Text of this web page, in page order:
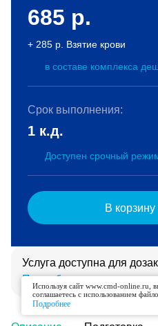
685 р.
+ 285 р. Взятие крови
в составе комплекса
Срок выполнения:
1 к.д.
Доступен срочный
В корзину
Услуга доступна для
Подробнее
Используя сайт www.cmd-online.ru,
соглашаетесь с использованием
Подробнее